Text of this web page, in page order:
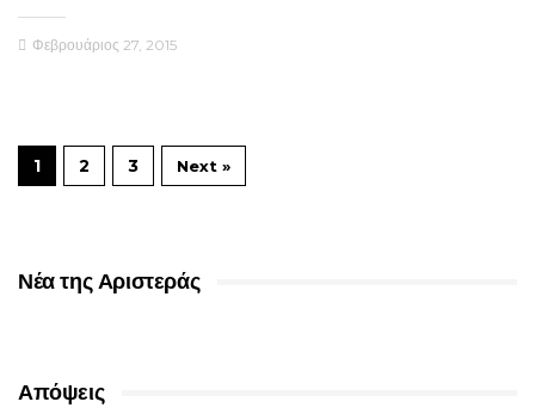
Φεβρουάριος 27, 2015
1 2 3 Next »
Νέα της Αριστεράς
Απόψεις